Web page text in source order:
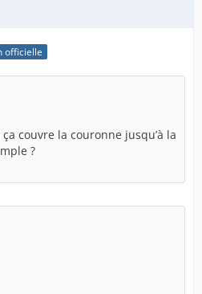
officielle
couvre la couronne jusqu’à la
?